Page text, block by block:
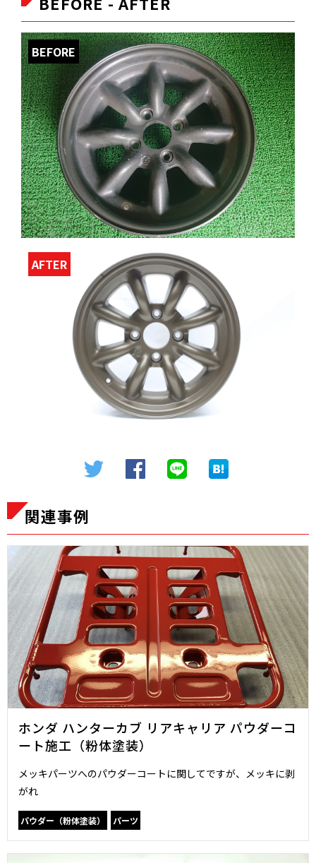
BEFORE
AFTER
関連事例
ホンダ ハンターカブ リアキャリア パウダーコ
ート施工（粉体塗装）
メッキパーツへのパウダーコートに関してですが、メッキに剥
がれ
パウダー（粉体塗装） パーツ